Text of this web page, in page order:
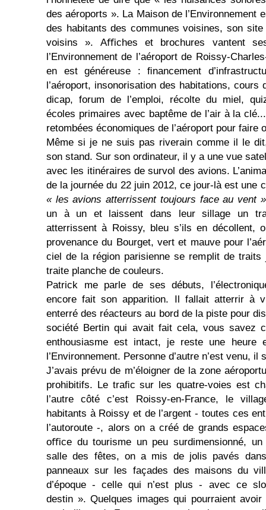
des aéroports ». La Maison de l’En­vironnement
des habitants des com­munes voisines, son site
voisins ». Aﬃches et brochures vantent
l’Environnement de l’aéroport de Roissy-
en est généreuse : ﬁ­nancement
l’aéroport, insono­risation des habitations, cours
dicap, forum de l’emploi, récolte du miel,
écoles primaires avec baptême de l’air à la
retombées économiques de l’aéroport pour faire
Même si je ne suis pas riverain comme il le
son stand. Sur son ordinateur, il y a une vue
avec les itinéraires de survol des avions.
de la journée du 22 juin 2012, ce jour-là est une
« les avions atterrissent toujours face au vent »
un à un et laissent dans leur sillage un
atterrissent à Roissy, bleu s’ils en décollent,
provenance du Bourget, vert et mauve pour
ciel de la région parisienne se remplit de traits
traite planche de couleurs.
Patrick me parle de ses débuts,
encore fait son apparition. Il fallait atterrir à
enterré des réacteurs au bord de la piste pour
société Bertin qui avait fait cela, vous savez
enthousiasme est intact, je reste une heure
l’Environnement. Personne d’autre n’est venu, il
J’avais prévu de m’éloigner de la zone
prohibitifs. Le traﬁc sur les quatre-voies est
l’autre côté c’est Roissy-en-France, le
habitants à Roissy et de l’argent - toutes ces
l’autoroute -, alors on a créé de grands
oﬃce du tourisme un peu surdimensionné,
salle des fêtes, on a mis de jolis pavés
panneaux sur les façades des maisons du
d’époque - celle qui n’est plus - avec ce
destin ». Quelques images qui pourraient avoir